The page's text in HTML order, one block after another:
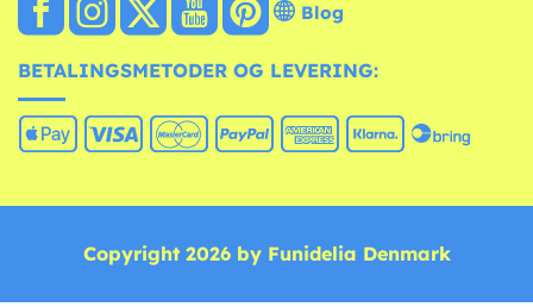
Blog
BETALINGSMETODER OG LEVERING:
Copyright 2026 by Funidelia Denmark